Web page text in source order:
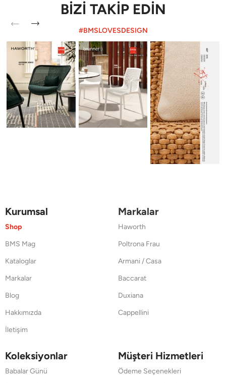
BİZİ TAKİP EDİN
#BMSLOVESDESIGN
Kurumsal
Shop
BMS Mag
Kataloglar
Markalar
Blog
Hakkımızda
İletişim
Markalar
Haworth
Poltrona Frau
Armani / Casa
Baccarat
Duxiana
Cappellini
Koleksiyonlar
Babalar Günü
Müşteri Hizmetleri
Ödeme Seçenekleri